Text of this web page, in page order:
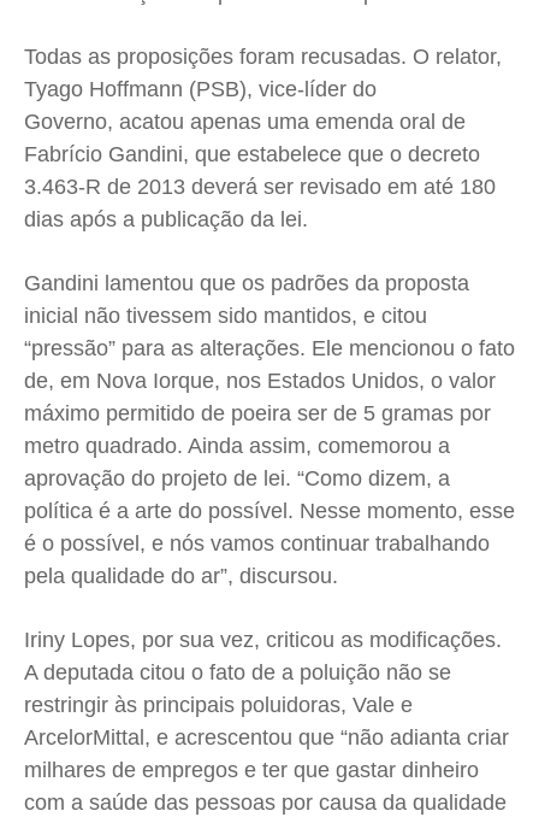
Todas as proposições foram recusadas. O relator,
Tyago Hoffmann (PSB), vice-líder do
Governo, acatou apenas uma emenda oral de
Fabrício Gandini, que estabelece que o decreto
3.463-R de 2013 deverá ser revisado em até 180
dias após a publicação da lei.
Gandini lamentou que os padrões da proposta
inicial não tivessem sido mantidos, e citou
“pressão” para as alterações. Ele mencionou o fato
de, em Nova Iorque, nos Estados Unidos, o valor
máximo permitido de poeira ser de 5 gramas por
metro quadrado. Ainda assim, comemorou a
aprovação do projeto de lei. “Como dizem, a
política é a arte do possível. Nesse momento, esse
é o possível, e nós vamos continuar trabalhando
pela qualidade do ar”, discursou.
Iriny Lopes, por sua vez, criticou as modificações.
A deputada citou o fato de a poluição não se
restringir às principais poluidoras, Vale e
ArcelorMittal, e acrescentou que “não adianta criar
milhares de empregos e ter que gastar dinheiro
com a saúde das pessoas por causa da qualidade